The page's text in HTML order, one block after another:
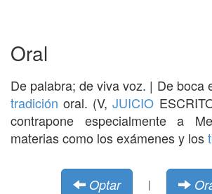
Oral
De palabra; de viva voz. | De boca
tradición oral. (V,JUICIO
contrapone especialmente a
materias como los exámenes y los
Optar |